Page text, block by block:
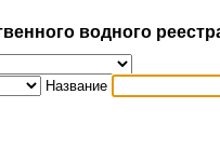
водного
Название